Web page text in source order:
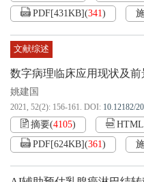
PDF[431KB](341)
文献综述
数字病理临床应用现状及前
姚建国
2021, 52(2): 156-161. DOI: 10.12182/
摘要(4105)
PDF[624KB](361)